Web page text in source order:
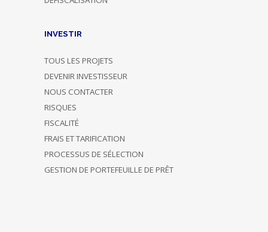
INVESTIR
TOUS LES PROJETS
DEVENIR INVESTISSEUR
NOUS CONTACTER
RISQUES
FISCALITÉ
FRAIS ET TARIFICATION
PROCESSUS DE SÉLECTION
GESTION DE PORTEFEUILLE DE PRÊT